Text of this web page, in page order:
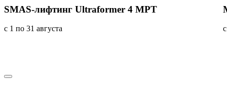
SMAS-лифтинг Ultraformer 4 MPT
с 1 по 31 августа